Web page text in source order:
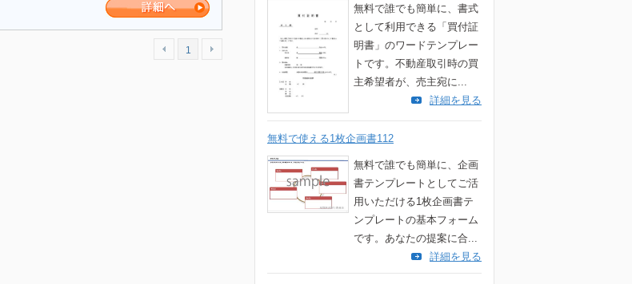
1
無料で誰でも簡単に、書式
として利用できる「買付証
明書」のワードテンプレー
トです。不動産取引時の買
主希望者が、売主宛に...
詳細を見る
無料で使える1枚企画書112
無料で誰でも簡単に、企画
書テンプレートとしてご活
用いただける1枚企画書テ
ンプレートの基本フォーム
です。あなたの提案に合...
詳細を見る